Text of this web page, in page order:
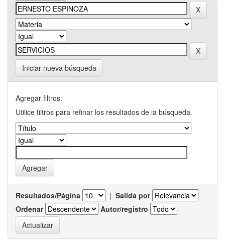
Iniciar nueva búsqueda
Agregar filtros:
Utilice filtros para refinar los resultados de la búsqueda.
Resultados/Página | Salida por
Ordenar
Autor/registro